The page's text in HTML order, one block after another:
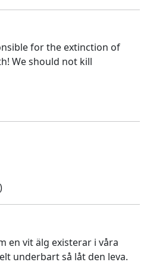
for the extinction of
We should not kill
en vit älg existerar i våra
underbart så låt den leva.